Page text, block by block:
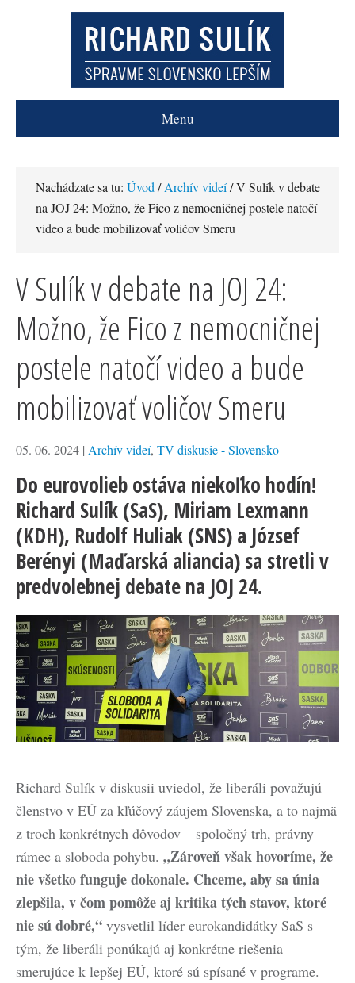
Menu
Nachádzate sa tu: Úvod /Archív videí/ V Sulík v debate
na JOJ 24: Možno, že Fico z nemocničnej postele natočí
video a bude mobilizovať voličov Smeru
V Sulík v debate na JOJ 24:
Možno, že Fico z nemocničnej
postele natočí video a bude
mobilizovať voličov Smeru
05. 06. 2024 | Archív videí, TV diskusie - Slovensko
Do eurovolieb ostáva niekoľko hodín!
Richard Sulík (SaS), Miriam Lexmann
(KDH), Rudolf Huliak (SNS) a József
Berényi (Maďarská aliancia) sa stretli v
predvolebnej debate na JOJ 24.
Richard Sulík v diskusii uviedol, že liberáli považujú
členstvo v EÚ za kľúčový záujem Slovenska, a to najmä
z troch konkrétnych dôvodov – spoločný trh, právny
rámec a sloboda pohybu. „Zároveň však hovoríme, že
nie všetko funguje dokonale. Chceme, aby sa únia
zlepšila, v čom pomôže aj kritika tých stavov, ktoré
nie sú dobré,“ vysvetlil líder eurokandidátky SaS s
tým, že liberáli ponúkajú aj konkrétne riešenia
smerujúce k lepšej EÚ, ktoré sú spísané v programe.